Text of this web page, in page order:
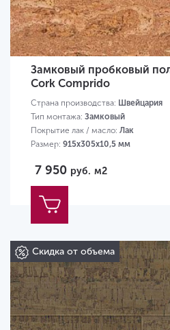
Замковый пробковый
Cork Comprido
Страна производства: Швейцария
Тип монтажа: Замковый
Покрытие лак / масло: Лак
Размер: 915х305х10,5 мм
7 950 руб. м2
Скидка от объема